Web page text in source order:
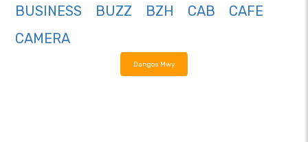
BUSINESS
BUZZ BZH CAB
CAFE
CAMERA
Dangos Mwy